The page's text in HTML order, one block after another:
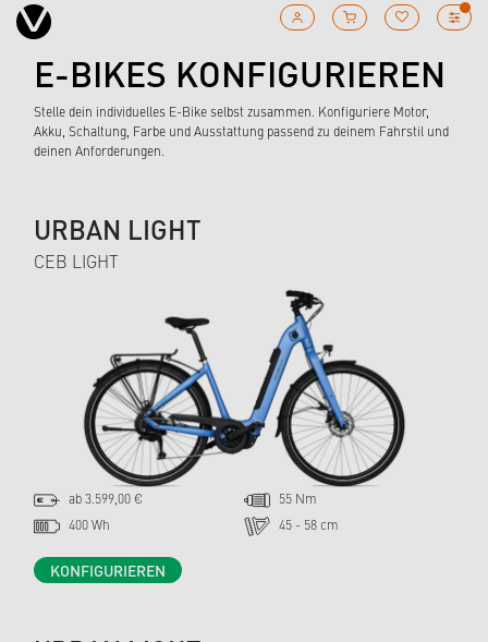
E-BIKES KONFIGURIEREN
Stelle dein individuelles E-Bike selbst zusammen. Konfiguriere Motor,
Akku, Schaltung, Farbe und Ausstattung passend zu deinem Fahrstil und
deinen Anforderungen.
URBAN LIGHT
CEB LIGHT
ab 3.599,00 €
55 Nm
400 Wh
45 - 58 cm
KONFIGURIEREN